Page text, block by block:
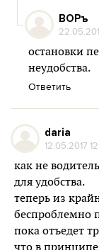
BOPъ
остановки
неудобства.
Ответить
daria
12.05.2017
как не
для удобства.
теперь из
беспроблемно
пока отъедет